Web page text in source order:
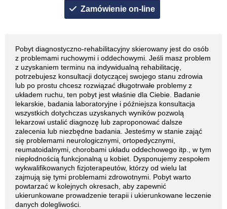
Zamówienie on-line
Pobyt diagnostyczno-rehabilitacyjny skierowany jest do osób
z problemami ruchowymi i oddechowymi. Jeśli masz problem
z uzyskaniem terminu na indywidualną rehabilitację,
potrzebujesz konsultacji dotyczącej swojego stanu zdrowia
lub po prostu chcesz rozwiązać długotrwałe problemy z
układem ruchu, ten pobyt jest właśnie dla Ciebie. Badanie
lekarskie, badania laboratoryjne i późniejsza konsultacja
wszystkich dotychczas uzyskanych wyników pozwolą
lekarzowi ustalić diagnozę lub zaproponować dalsze
zalecenia lub niezbędne badania. Jesteśmy w stanie zająć
się problemami neurologicznymi, ortopedycznymi,
reumatoidalnymi, chorobami układu oddechowego itp., w tym
niepłodnością funkcjonalną u kobiet. Dysponujemy zespołem
wykwalifikowanych fizjoterapeutów, którzy od wielu lat
zajmują się tymi problemami zdrowotnymi. Pobyt warto
powtarzać w kolejnych okresach, aby zapewnić
ukierunkowane prowadzenie terapii i ukierunkowane leczenie
danych dolegliwości.